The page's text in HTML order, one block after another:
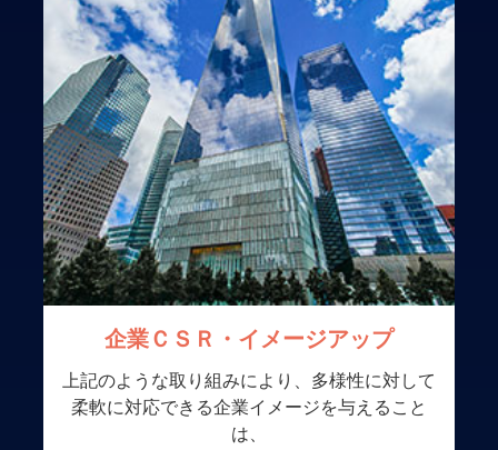
企業ＣＳＲ・イメージアップ
上記のような取り組みにより、多様性に対して
柔軟に対応できる企業イメージを与えること
は、